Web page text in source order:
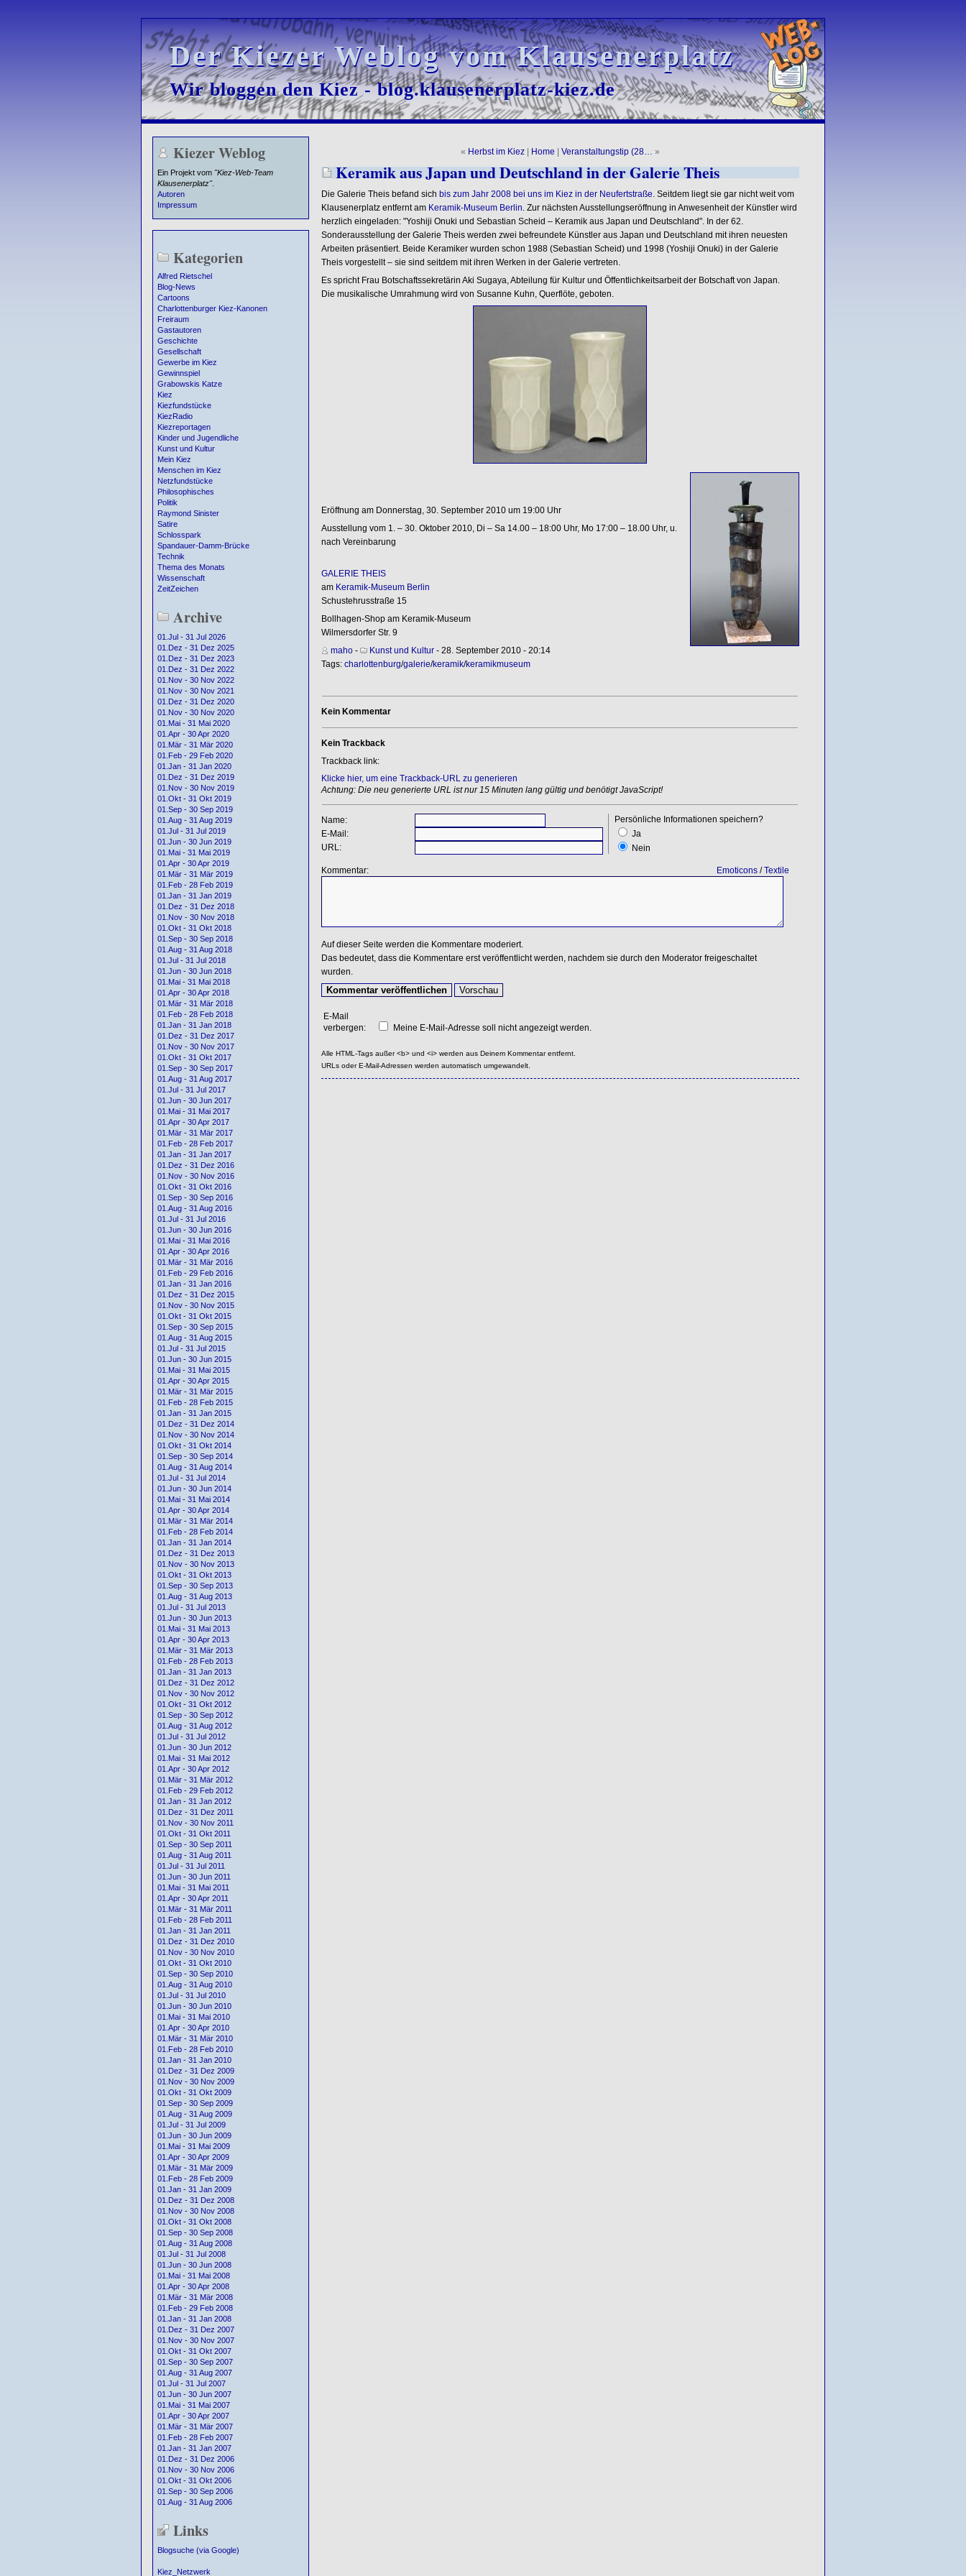
Der Kiezer Weblog vom Klausenerplatz
Der Kiezer Weblog vom Klausenerplatz
Wir bloggen den Kiez - blog.klausenerplatz-kiez.de
Wir bloggen den Kiez - blog.klausenerplatz-kiez.de
Kiezer Weblog
Ein Projekt vom "Kiez-Web-Team
Klausenerplatz".
Autoren
Impressum
Kategorien
Alfred Rietschel
Blog-News
Cartoons
Charlottenburger Kiez-Kanonen
Freiraum
Gastautoren
Geschichte
Gesellschaft
Gewerbe im Kiez
Gewinnspiel
Grabowskis Katze
Kiez
Kiezfundstücke
KiezRadio
Kiezreportagen
Kinder und Jugendliche
Kunst und Kultur
Mein Kiez
Menschen im Kiez
Netzfundstücke
Philosophisches
Politik
Raymond Sinister
Satire
Schlosspark
Spandauer-Damm-Brücke
Technik
Thema des Monats
Wissenschaft
ZeitZeichen
Archive
01.Jul - 31 Jul 2026
01.Dez - 31 Dez 2025
01.Dez - 31 Dez 2023
01.Dez - 31 Dez 2022
01.Nov - 30 Nov 2022
01.Nov - 30 Nov 2021
01.Dez - 31 Dez 2020
01.Nov - 30 Nov 2020
01.Mai - 31 Mai 2020
01.Apr - 30 Apr 2020
01.Mär - 31 Mär 2020
01.Feb - 29 Feb 2020
01.Jan - 31 Jan 2020
01.Dez - 31 Dez 2019
01.Nov - 30 Nov 2019
01.Okt - 31 Okt 2019
01.Sep - 30 Sep 2019
01.Aug - 31 Aug 2019
01.Jul - 31 Jul 2019
01.Jun - 30 Jun 2019
01.Mai - 31 Mai 2019
01.Apr - 30 Apr 2019
01.Mär - 31 Mär 2019
01.Feb - 28 Feb 2019
01.Jan - 31 Jan 2019
01.Dez - 31 Dez 2018
01.Nov - 30 Nov 2018
01.Okt - 31 Okt 2018
01.Sep - 30 Sep 2018
01.Aug - 31 Aug 2018
01.Jul - 31 Jul 2018
01.Jun - 30 Jun 2018
01.Mai - 31 Mai 2018
01.Apr - 30 Apr 2018
01.Mär - 31 Mär 2018
01.Feb - 28 Feb 2018
01.Jan - 31 Jan 2018
01.Dez - 31 Dez 2017
01.Nov - 30 Nov 2017
01.Okt - 31 Okt 2017
01.Sep - 30 Sep 2017
01.Aug - 31 Aug 2017
01.Jul - 31 Jul 2017
01.Jun - 30 Jun 2017
01.Mai - 31 Mai 2017
01.Apr - 30 Apr 2017
01.Mär - 31 Mär 2017
01.Feb - 28 Feb 2017
01.Jan - 31 Jan 2017
01.Dez - 31 Dez 2016
01.Nov - 30 Nov 2016
01.Okt - 31 Okt 2016
01.Sep - 30 Sep 2016
01.Aug - 31 Aug 2016
01.Jul - 31 Jul 2016
01.Jun - 30 Jun 2016
01.Mai - 31 Mai 2016
01.Apr - 30 Apr 2016
01.Mär - 31 Mär 2016
01.Feb - 29 Feb 2016
01.Jan - 31 Jan 2016
01.Dez - 31 Dez 2015
01.Nov - 30 Nov 2015
01.Okt - 31 Okt 2015
01.Sep - 30 Sep 2015
01.Aug - 31 Aug 2015
01.Jul - 31 Jul 2015
01.Jun - 30 Jun 2015
01.Mai - 31 Mai 2015
01.Apr - 30 Apr 2015
01.Mär - 31 Mär 2015
01.Feb - 28 Feb 2015
01.Jan - 31 Jan 2015
01.Dez - 31 Dez 2014
01.Nov - 30 Nov 2014
01.Okt - 31 Okt 2014
01.Sep - 30 Sep 2014
01.Aug - 31 Aug 2014
01.Jul - 31 Jul 2014
01.Jun - 30 Jun 2014
01.Mai - 31 Mai 2014
01.Apr - 30 Apr 2014
01.Mär - 31 Mär 2014
01.Feb - 28 Feb 2014
01.Jan - 31 Jan 2014
01.Dez - 31 Dez 2013
01.Nov - 30 Nov 2013
01.Okt - 31 Okt 2013
01.Sep - 30 Sep 2013
01.Aug - 31 Aug 2013
01.Jul - 31 Jul 2013
01.Jun - 30 Jun 2013
01.Mai - 31 Mai 2013
01.Apr - 30 Apr 2013
01.Mär - 31 Mär 2013
01.Feb - 28 Feb 2013
01.Jan - 31 Jan 2013
01.Dez - 31 Dez 2012
01.Nov - 30 Nov 2012
01.Okt - 31 Okt 2012
01.Sep - 30 Sep 2012
01.Aug - 31 Aug 2012
01.Jul - 31 Jul 2012
01.Jun - 30 Jun 2012
01.Mai - 31 Mai 2012
01.Apr - 30 Apr 2012
01.Mär - 31 Mär 2012
01.Feb - 29 Feb 2012
01.Jan - 31 Jan 2012
01.Dez - 31 Dez 2011
01.Nov - 30 Nov 2011
01.Okt - 31 Okt 2011
01.Sep - 30 Sep 2011
01.Aug - 31 Aug 2011
01.Jul - 31 Jul 2011
01.Jun - 30 Jun 2011
01.Mai - 31 Mai 2011
01.Apr - 30 Apr 2011
01.Mär - 31 Mär 2011
01.Feb - 28 Feb 2011
01.Jan - 31 Jan 2011
01.Dez - 31 Dez 2010
01.Nov - 30 Nov 2010
01.Okt - 31 Okt 2010
01.Sep - 30 Sep 2010
01.Aug - 31 Aug 2010
01.Jul - 31 Jul 2010
01.Jun - 30 Jun 2010
01.Mai - 31 Mai 2010
01.Apr - 30 Apr 2010
01.Mär - 31 Mär 2010
01.Feb - 28 Feb 2010
01.Jan - 31 Jan 2010
01.Dez - 31 Dez 2009
01.Nov - 30 Nov 2009
01.Okt - 31 Okt 2009
01.Sep - 30 Sep 2009
01.Aug - 31 Aug 2009
01.Jul - 31 Jul 2009
01.Jun - 30 Jun 2009
01.Mai - 31 Mai 2009
01.Apr - 30 Apr 2009
01.Mär - 31 Mär 2009
01.Feb - 28 Feb 2009
01.Jan - 31 Jan 2009
01.Dez - 31 Dez 2008
01.Nov - 30 Nov 2008
01.Okt - 31 Okt 2008
01.Sep - 30 Sep 2008
01.Aug - 31 Aug 2008
01.Jul - 31 Jul 2008
01.Jun - 30 Jun 2008
01.Mai - 31 Mai 2008
01.Apr - 30 Apr 2008
01.Mär - 31 Mär 2008
01.Feb - 29 Feb 2008
01.Jan - 31 Jan 2008
01.Dez - 31 Dez 2007
01.Nov - 30 Nov 2007
01.Okt - 31 Okt 2007
01.Sep - 30 Sep 2007
01.Aug - 31 Aug 2007
01.Jul - 31 Jul 2007
01.Jun - 30 Jun 2007
01.Mai - 31 Mai 2007
01.Apr - 30 Apr 2007
01.Mär - 31 Mär 2007
01.Feb - 28 Feb 2007
01.Jan - 31 Jan 2007
01.Dez - 31 Dez 2006
01.Nov - 30 Nov 2006
01.Okt - 31 Okt 2006
01.Sep - 30 Sep 2006
01.Aug - 31 Aug 2006
Links
Blogsuche (via Google)
Kiez_Netzwerk
« Herbst im Kiez| Home Veranstaltungstip (28… »
Keramik aus Japan und Deutschland in der Galerie Theis
Die Galerie Theis befand sich bis zum Jahr 2008 bei uns im Kiez in der Neufertstraße . Seitdem liegt sie gar nicht weit vom
Klausenerplatz entfernt am Keramik-Museum Berlin . Zur nächsten Ausstellungseröffnung in Anwesenheit der Künstler wird
herzlich eingeladen: "Yoshiji Onuki und Sebastian Scheid – Keramik aus Japan und Deutschland". In der 62.
Sonderausstellung der Galerie Theis werden zwei befreundete Künstler aus Japan und Deutschland mit ihren neuesten
Arbeiten präsentiert. Beide Keramiker wurden schon 1988 (Sebastian Scheid) und 1998 (Yoshiji Onuki) in der Galerie
Theis vorgestellt – sie sind seitdem mit ihren Werken in der Galerie vertreten.
Es spricht Frau Botschaftssekretärin Aki Sugaya, Abteilung für Kultur und Öffentlichkeitsarbeit der Botschaft von Japan.
Die musikalische Umrahmung wird von Susanne Kuhn, Querflöte, geboten.
Eröffnung am Donnerstag, 30. September 2010 um 19:00 Uhr
Ausstellung vom 1. – 30. Oktober 2010, Di – Sa 14.00 – 18:00 Uhr, Mo 17:00 – 18.00 Uhr, u.
nach Vereinbarung
GALERIE THEIS
am Keramik-Museum Berlin
Schustehrusstraße 15
Bollhagen-Shop am Keramik-Museum
Wilmersdorfer Str. 9
maho- Kunst und Kultur- 28. September 2010 - 20:14
Tags: charlottenburg/galerie/keramik/keramikmuseum
Kein Kommentar
Kein Trackback
Trackback link:
Klicke hier, um eine Trackback-URL zu generieren
Achtung: Die neu generierte URL ist nur 15 Minuten lang gültig und benötigt JavaScript!
Name:
Persönliche Informationen speichern?
Ja
Nein
E-Mail:
URL:
Kommentar: Emoticons/Textile
Auf dieser Seite werden die Kommentare moderiert.
Das bedeutet, dass die Kommentare erst veröffentlicht werden, nachdem sie durch den Moderator freigeschaltet
wurden.
E-Mail
verbergen:
Meine E-Mail-Adresse soll nicht angezeigt werden.
Alle HTML-Tags außer <b> und <i> werden aus Deinem Kommentar entfernt.
URLs oder E-Mail-Adressen werden automatisch umgewandelt.